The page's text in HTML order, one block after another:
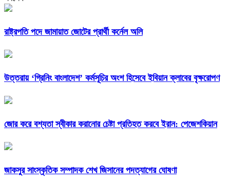
রাষ্ট্রপতি পদে জামায়াত জোটের প্রার্থী কর্নেল অলি
উত্তরায় ‘গ্রিনিং বাংলাদেশ’ কর্মসূচির অংশ হিসেবে ইবিয়ান ক্লাবের বৃক্ষরোপণ
জোর করে বশ্যতা স্বীকার করানোর চেষ্টা প্রতিহত করবে ইরান: পেজেশকিয়ান
জাকসুর সাংস্কৃতিক সম্পাদক শেখ জিসানের পদত্যাগের ঘোষণা